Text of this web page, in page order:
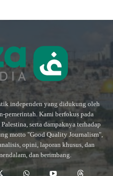
independen yang didukung oleh
pemerintah. Kami berfokus pada
serta dampaknya terhadap
motto "Good Quality Journalism",
opini, laporan khusus, dan
dan berimbang.